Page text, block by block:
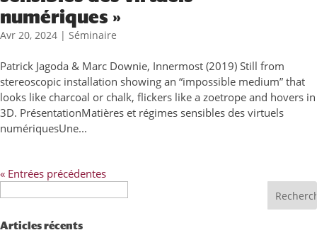
numériques »
Avr 20, 2024 | Séminaire
Patrick Jagoda & Marc Downie, Innermost (2019) Still from
stereoscopic installation showing an “impossible medium” that
looks like charcoal or chalk, flickers like a zoetrope and hovers in
3D. PrésentationMatières et régimes sensibles des virtuels
numériquesUne...
« Entrées précédentes
Articles récents